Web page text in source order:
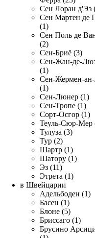
Сен Лоран д'Эз
Сен Мартен де
(1)
Сен Поль де
(2)
Сен-Бриё (3)
Сен-Жан-де-
(1)
Сен-Жермен-
(1)
Сен-Люнер (1)
Сен-Тропе (1)
Сорт-Осгор (1)
Теуль-Сюр-Мер
Тулуза (3)
Тур (2)
Шартр (1)
Шатору (1)
Эз (11)
Этрета (1)
в Швейцарии
Адельбоден (1)
Басен (1)
Блоне (5)
Бриссаго (1)
Брусино